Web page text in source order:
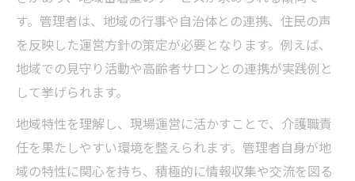
す。管理者は、地域の行事や自治体との連携、住民の声
を反映した運営方針の策定が必要となります。例えば、
地域での見守り活動や高齢者サロンとの連携が実践例と
して挙げられます。
地域特性を理解し、現場運営に活かすことで、介護職責
任を果たしやすい環境を整えられます。管理者自身が地
域の特性に関心を持ち、積極的に情報収集や交流を図る